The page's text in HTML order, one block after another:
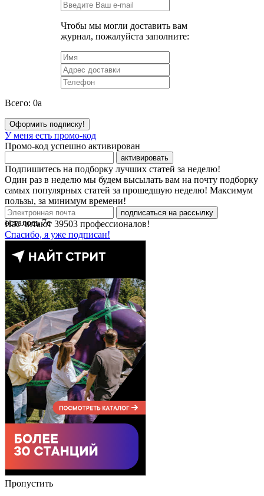
Чтобы мы могли доставить вам
журнал, пожалуйста заполните:
Всего: 0a
Оформить подписку!
У меня есть промо-код
Промо-код успешно активирован
активировать
Подпишитесь на подборку лучших статей за неделю!
Один раз в неделю мы будем высылать вам на почту подборку
самых популярных статей за прошедшую неделю! Максимум
пользы, за минимум времени!
подписаться на рассылку
Нас читают 39503 профессионалов!
Спасибо, я уже подписан!
осталось7с
Пропустить